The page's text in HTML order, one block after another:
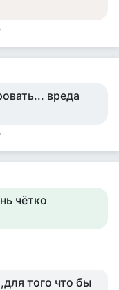
вреда
чётко
того что бы